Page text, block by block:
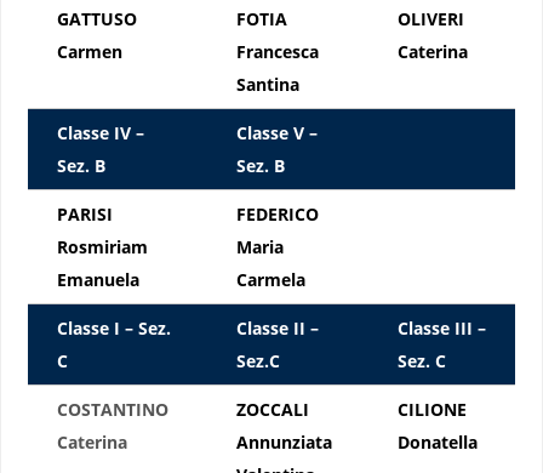
GATTUSO
Carmen
FOTIA
Francesca
Santina
OLIVERI
Caterina
Classe IV –
Sez. B
Classe V –
Sez. B
PARISI
Rosmiriam
Emanuela
FEDERICO
Maria
Carmela
Classe I – Sez.
C
Classe II –
Sez.C
Classe III –
Sez. C
COSTANTINO
Caterina
ZOCCALI
Annunziata
CILIONE
Donatella